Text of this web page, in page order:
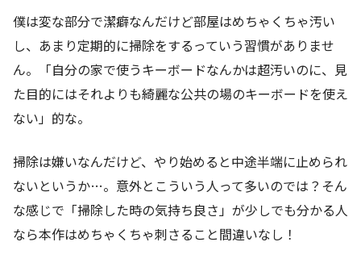
僕は変な部分で潔癖なんだけど部屋はめちゃくちゃ汚い
し、あまり定期的に掃除をするっていう習慣がありませ
ん。「自分の家で使うキーボードなんかは超汚いのに、見
た目的にはそれよりも綺麗な公共の場のキーボードを使え
ない」的な。
掃除は嫌いなんだけど、やり始めると中途半端に止められ
ないというか…。意外とこういう人って多いのでは？そん
な感じで「掃除した時の気持ち良さ」が少しでも分かる人
なら本作はめちゃくちゃ刺さること間違いなし！